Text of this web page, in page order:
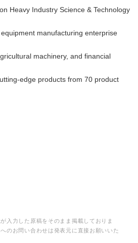
Heavy Industry Science & Technology
manufacturing enterprise
machinery, and financial
edge products from 70 product
入力した原稿をそのまま掲載しておりま
のお問い合わせは発表元に直接お願いいた